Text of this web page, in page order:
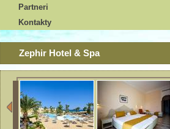
Partneri
Kontakty
Zephir Hotel & Spa